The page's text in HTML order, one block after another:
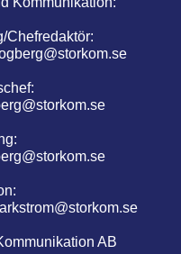
Chefredaktör:
AB